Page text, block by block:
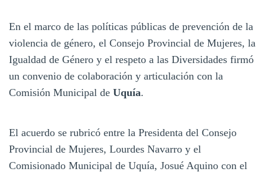
En el marco de las políticas públicas de prevención de la
violencia de género, el Consejo Provincial de Mujeres, la
Igualdad de Género y el respeto a las Diversidades firmó
un convenio de colaboración y articulación con la
Comisión Municipal de Uquía.
El acuerdo se rubricó entre la Presidenta del Consejo
Provincial de Mujeres, Lourdes Navarro y el
Comisionado Municipal de Uquía, Josué Aquino con el